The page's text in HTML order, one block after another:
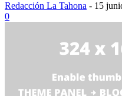
Redacción La Tahona - 15
0